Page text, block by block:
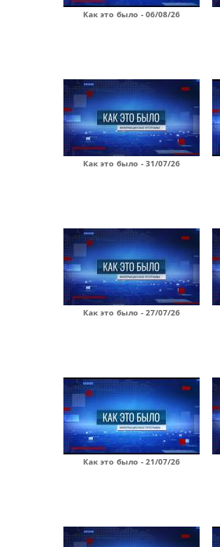
Как это было - 06/08/26
Как это было - 31/07/26
Как это было - 27/07/26
Как это было - 21/07/26